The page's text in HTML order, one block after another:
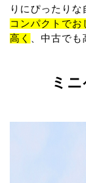
りにぴったりな
コンパクトで
高く
、中古で
ミ